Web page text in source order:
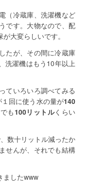
（冷蔵庫、洗濯機など
です。大物なので、配
大変らしいです。
たが、その間に冷蔵庫
洗濯機はもう10年以上
ていろいろ調べてみる
回に使う水の量が140
も 100リットルくらい
数十リットル減ったか
せんが、それでも結構
ましたwww